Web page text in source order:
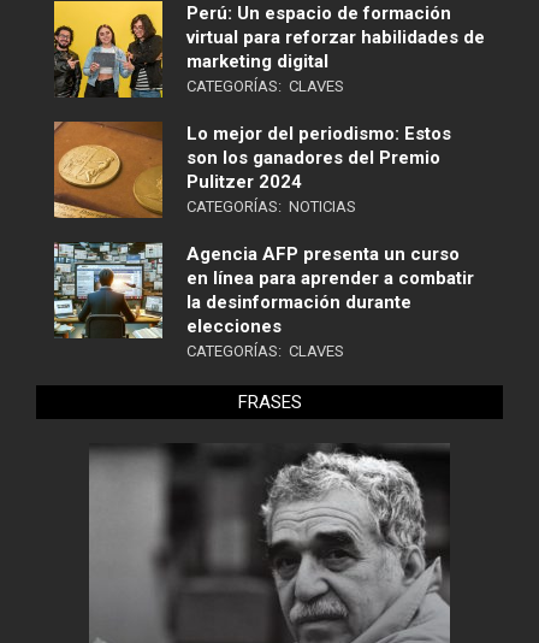
Perú: Un espacio de formación
virtual para reforzar habilidades de
marketing digital
CATEGORÍAS: CLAVES
Lo mejor del periodismo: Estos
son los ganadores del Premio
Pulitzer 2024
CATEGORÍAS: NOTICIAS
Agencia AFP presenta un curso
en línea para aprender a combatir
la desinformación durante
elecciones
CATEGORÍAS: CLAVES
FRASES